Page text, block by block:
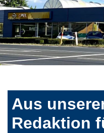
Aus
Redaktion